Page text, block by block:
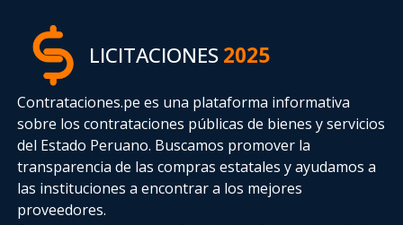
LICITACIONES2025
Contrataciones.pe es una plataforma informativa
sobre los contrataciones públicas de bienes y servicios
del Estado Peruano. Buscamos promover la
transparencia de las compras estatalesy ayudamos a
las instituciones a encontrar a los mejores
proveedores.